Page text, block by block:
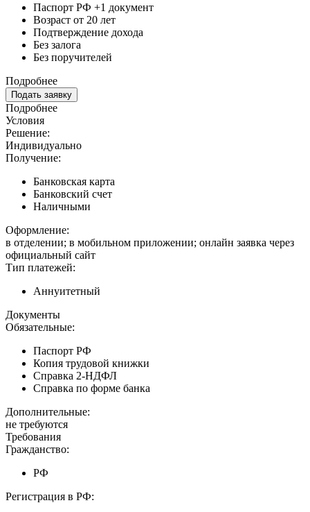
Паспорт РФ +1 документ
Возраст от 20 лет
Подтверждение дохода
Без залога
Без поручителей
Подробнее
Подать заявку
Подробнее
Условия
Решение:
Индивидуально
Получение:
Банковская карта
Банковский счет
Наличными
Оформление:
в отделении; в мобильном приложении; онлайн заявка через
официальный сайт
Тип платежей:
Аннуитетный
Документы
Обязательные:
Паспорт РФ
Копия трудовой книжки
Справка 2-НДФЛ
Справка по форме банка
Дополнительные:
не требуются
Требования
Гражданство:
РФ
Регистрация в РФ: